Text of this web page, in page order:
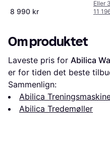
8 990 kr
Eller
11
Om produktet
Laveste pris for Abilica
er for tiden det beste
Sammenlign:
Abilica
Abilica Tredemøller